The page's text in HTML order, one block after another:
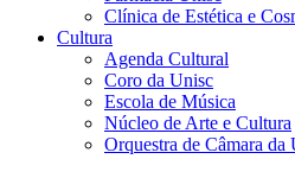
Clínica de Estética e
Cultura
Agenda Cultural
Coro da Unisc
Escola de Música
Núcleo de Arte e Cultura
Orquestra de Câmara da